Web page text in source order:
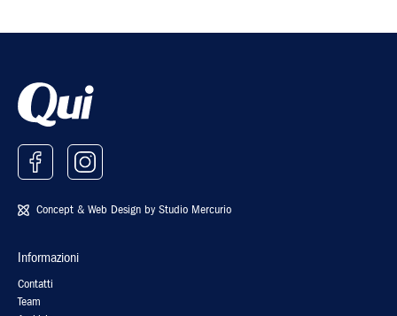
Concept & Web Design by Studio Mercurio
Informazioni
Contatti
Team